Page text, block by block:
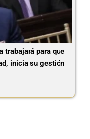
trabajará para que
inicia su gestión